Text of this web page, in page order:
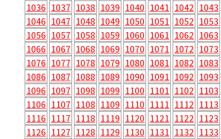
1036 1037 1038 1039 1040 1041 1042 1043
1046 1047 1048 1049 1050 1051 1052 1053
1056 1057 1058 1059 1060 1061 1062 1063
1066 1067 1068 1069 1070 1071 1072 1073
1076 1077 1078 1079 1080 1081 1082 1083
1086 1087 1088 1089 1090 1091 1092 1093
1096 1097 1098 1099 1100 1101 1102 1103
1106 1107 1108 1109 1110 1111 1112 1113
1116 1117 1118 1119 1120 1121 1122 1123
1126 1127 1128 1129 1130 1131 1132 1133